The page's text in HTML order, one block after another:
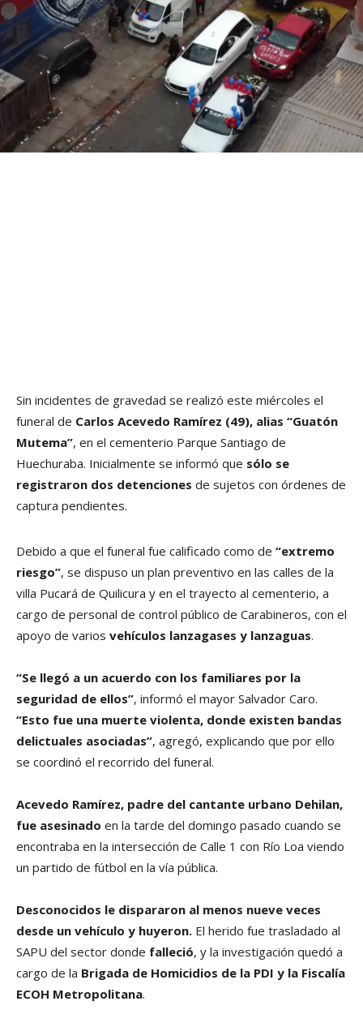
Sin incidentes de gravedad se realizó este miércoles el
funeral de Carlos Acevedo Ramírez (49), alias “Guatón
Mutema”, en el cementerio Parque Santiago de
Huechuraba. Inicialmente se informó que sólo se
registraron dos detenciones de sujetos con órdenes de
captura pendientes.
Debido a que el funeral fue calificado como de “extremo
riesgo”, se dispuso un plan preventivo en las calles de la
villa Pucará de Quilicura y en el trayecto al cementerio, a
cargo de personal de control público de Carabineros, con el
apoyo de varios vehículos lanzagases y lanzaguas.
“Se llegó a un acuerdo con los familiares por la
seguridad de ellos”, informó el mayor Salvador Caro.
“Esto fue una muerte violenta, donde existen bandas
delictuales asociadas”, agregó, explicando que por ello
se coordinó el recorrido del funeral.
Acevedo Ramírez, padre del cantante urbano Dehilan,
fue asesinado en la tarde del domingo pasado cuando se
encontraba en la intersección de Calle 1 con Río Loa viendo
un partido de fútbol en la vía pública.
Desconocidos le dispararon al menos nueve veces
desde un vehículo y huyeron. El herido fue trasladado al
SAPU del sector donde falleció, y la investigación quedó a
cargo de la Brigada de Homicidios de la PDI y la Fiscalía
ECOH Metropolitana.